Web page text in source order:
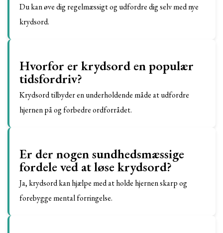
Du kan øve dig regelmæssigt og udfordre dig selv med nye
krydsord.
Hvorfor er krydsord en populær
tidsfordriv?
Krydsord tilbyder en underholdende måde at udfordre
hjernen på og forbedre ordforrådet.
Er der nogen sundhedsmæssige
fordele ved at løse krydsord?
Ja, krydsord kan hjælpe med at holde hjernen skarp og
forebygge mental forringelse.